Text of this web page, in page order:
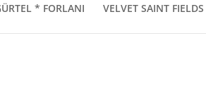
* FORLANI VELVET SAINT FIELDS